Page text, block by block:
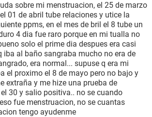
sobre mi menstruacion, el 25 de marzo
01 de abril tube relaciones y utice la
ppms, en el mes de bril el 8 tube un
4 dia fue raro porque en mi tualla no
solo el prime dia despues era casi
iba al baño sangraba mucho no era de
era normal... supuse q era mi
el proximo el 8 de mayo pero no bajo y
extraña y me hize una prueba de
30 y salio positiva.. no se cuando
fue menstruacion, no se cuantas
tengo ayudenme